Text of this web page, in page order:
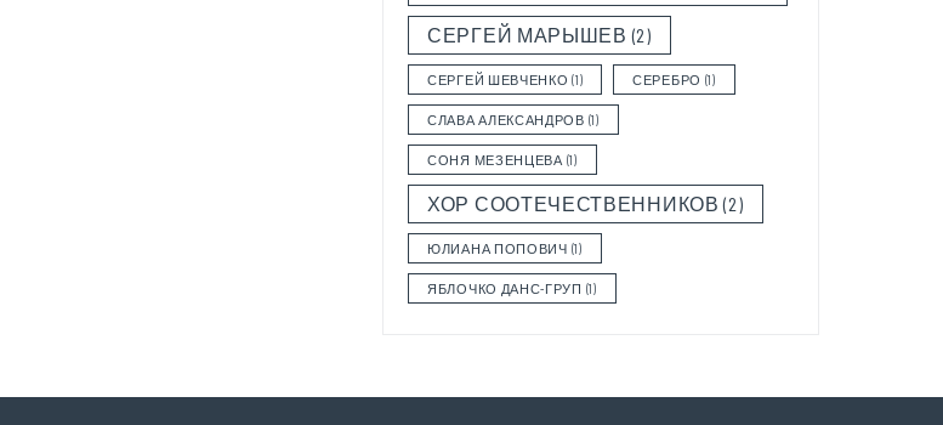
СЕРГЕЙ МАРЫШЕВ (2)
СЕРГЕЙ ШЕВЧЕНКО (1) СЕРЕБРО (1)
СЛАВА АЛЕКСАНДРОВ (1)
СОНЯ МЕЗЕНЦЕВА (1)
ХОР СООТЕЧЕСТВЕННИКОВ (2)
ЮЛИАНА ПОПОВИЧ (1)
ЯБЛОЧКО ДАНС-ГРУП (1)